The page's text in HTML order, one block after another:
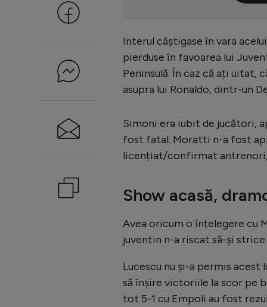
Interul câștigase în vara
pierduse în favoarea lui
Peninsulă. În caz că ați uitat,
asupra lui Ronaldo, dintr-un
Simoni era iubit de jucători,
fost fatal. Moratti n-a fost
licențiat/confirmat
Show acasă,
Avea oricum o înțelegere cu
juventin n-a riscat să-și
Lucescu nu și-a permis acest
să înșire victoriile la scor pe
tot 5-1 cu Empoli au fost